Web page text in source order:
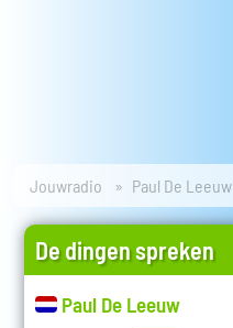
Jouwradio Paul De Leeuw
De dingen spreken
Paul De Leeuw